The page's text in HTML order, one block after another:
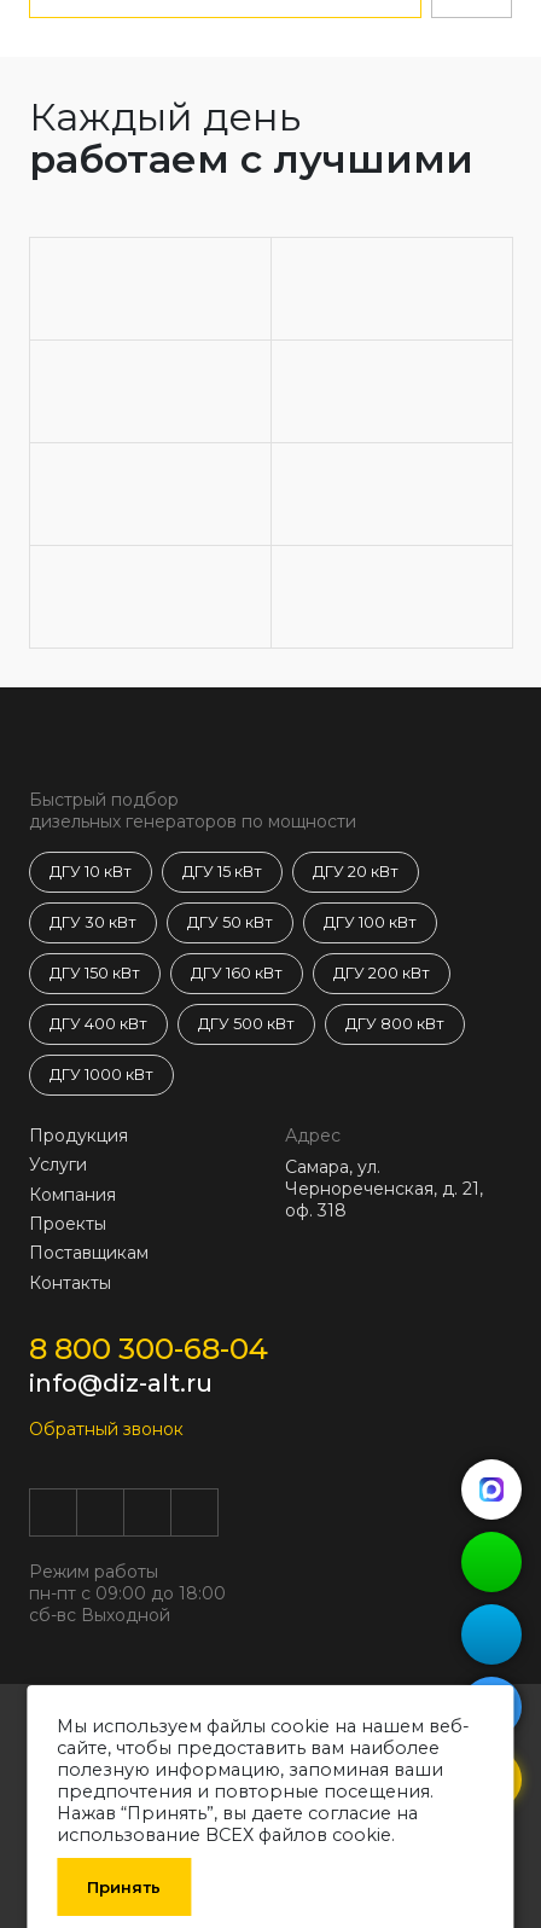
Каждый день
работаем с лучшими
Быстрый подбор
дизельных генераторов по мощности
ДГУ 10 кВт ДГУ 15 кВт ДГУ 20 кВт
ДГУ 30 кВт ДГУ 50 кВт ДГУ 100 кВт
ДГУ 150 кВт ДГУ 160 кВт ДГУ 200 кВт
ДГУ 400 кВт ДГУ 500 кВт ДГУ 800 кВт
ДГУ 1000 кВт
Продукция
Услуги
Компания
Проекты
Поставщикам
Контакты
Адрес
Самара, ул.
Чернореченская, д. 21,
оф. 318
8 800 300-68-04
info@diz-alt.ru
Обратный звонок
Режим работы
пн-пт с 09:00 до 18:00
сб-вс Выходной
Все права защищены © 2026
ООО "ДИЗАЛЬТ"
ИНН 6318069799 ОГРН 1226300038194
Политика конфиденциальности
Согласие на обработку персональных данных
Обращаем ваше внимание на то, что вся информация о товарах,
носит информативный характер и может быть изменена производителем
Мы используем файлы cookie на нашем веб-
сайте, чтобы предоставить вам наиболее
полезную информацию, запоминая ваши
предпочтения и повторные посещения.
Нажав “Принять”, вы даете согласие на
использование ВСЕХ файлов cookie.
Принять